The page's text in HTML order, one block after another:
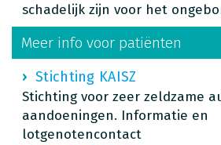
schadelijk zijn voor het
Meer info voor patiënten
Stichting KAISZ
Stichting voor zeer zeldzame
aandoeningen. Informatie en
lotgenotencontact